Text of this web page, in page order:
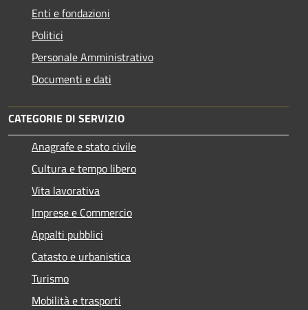
Enti e fondazioni
Politici
Personale Amministrativo
Documenti e dati
CATEGORIE DI SERVIZIO
Anagrafe e stato civile
Cultura e tempo libero
Vita lavorativa
Imprese e Commercio
Appalti pubblici
Catasto e urbanistica
Turismo
Mobilità e trasporti